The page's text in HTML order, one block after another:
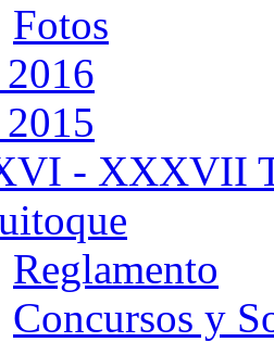
Fotos
- XXXVII
Reglamento
Concursos y